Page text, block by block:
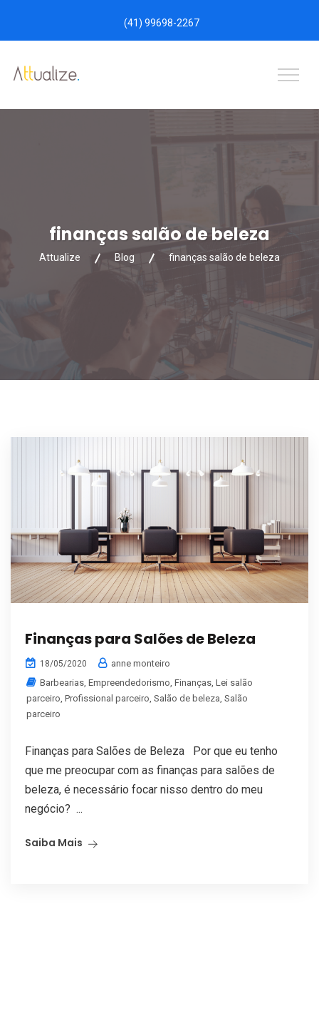
(41) 99698-2267
finanças salão de beleza
Attualize Blog finanças salão de beleza
Finanças para Salões de Beleza
18/05/2020
anne monteiro
Barbearias, Empreendedorismo, Finanças, Lei salão
parceiro, Profissional parceiro, Salão de beleza, Salão
parceiro
Finanças para Salões de Beleza Por que eu tenho
que me preocupar com as finanças para salões de
beleza, é necessário focar nisso dentro do meu
negócio? ...
Saiba Mais